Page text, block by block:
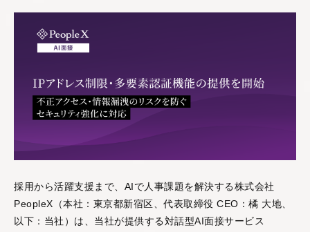
AIロープレ
営業・接客など様々な
ロープレに対応し、即
AI面談
"従業員の本音"をAIとの
面談で引き出し、組織
採用から活躍支援まで、AIで人事課題を解決する株式会社
PeopleX（本社：東京都新宿区、代表取締役 CEO：橘 大地、
以下：当社）は、当社が提供する対話型AI面接サービス